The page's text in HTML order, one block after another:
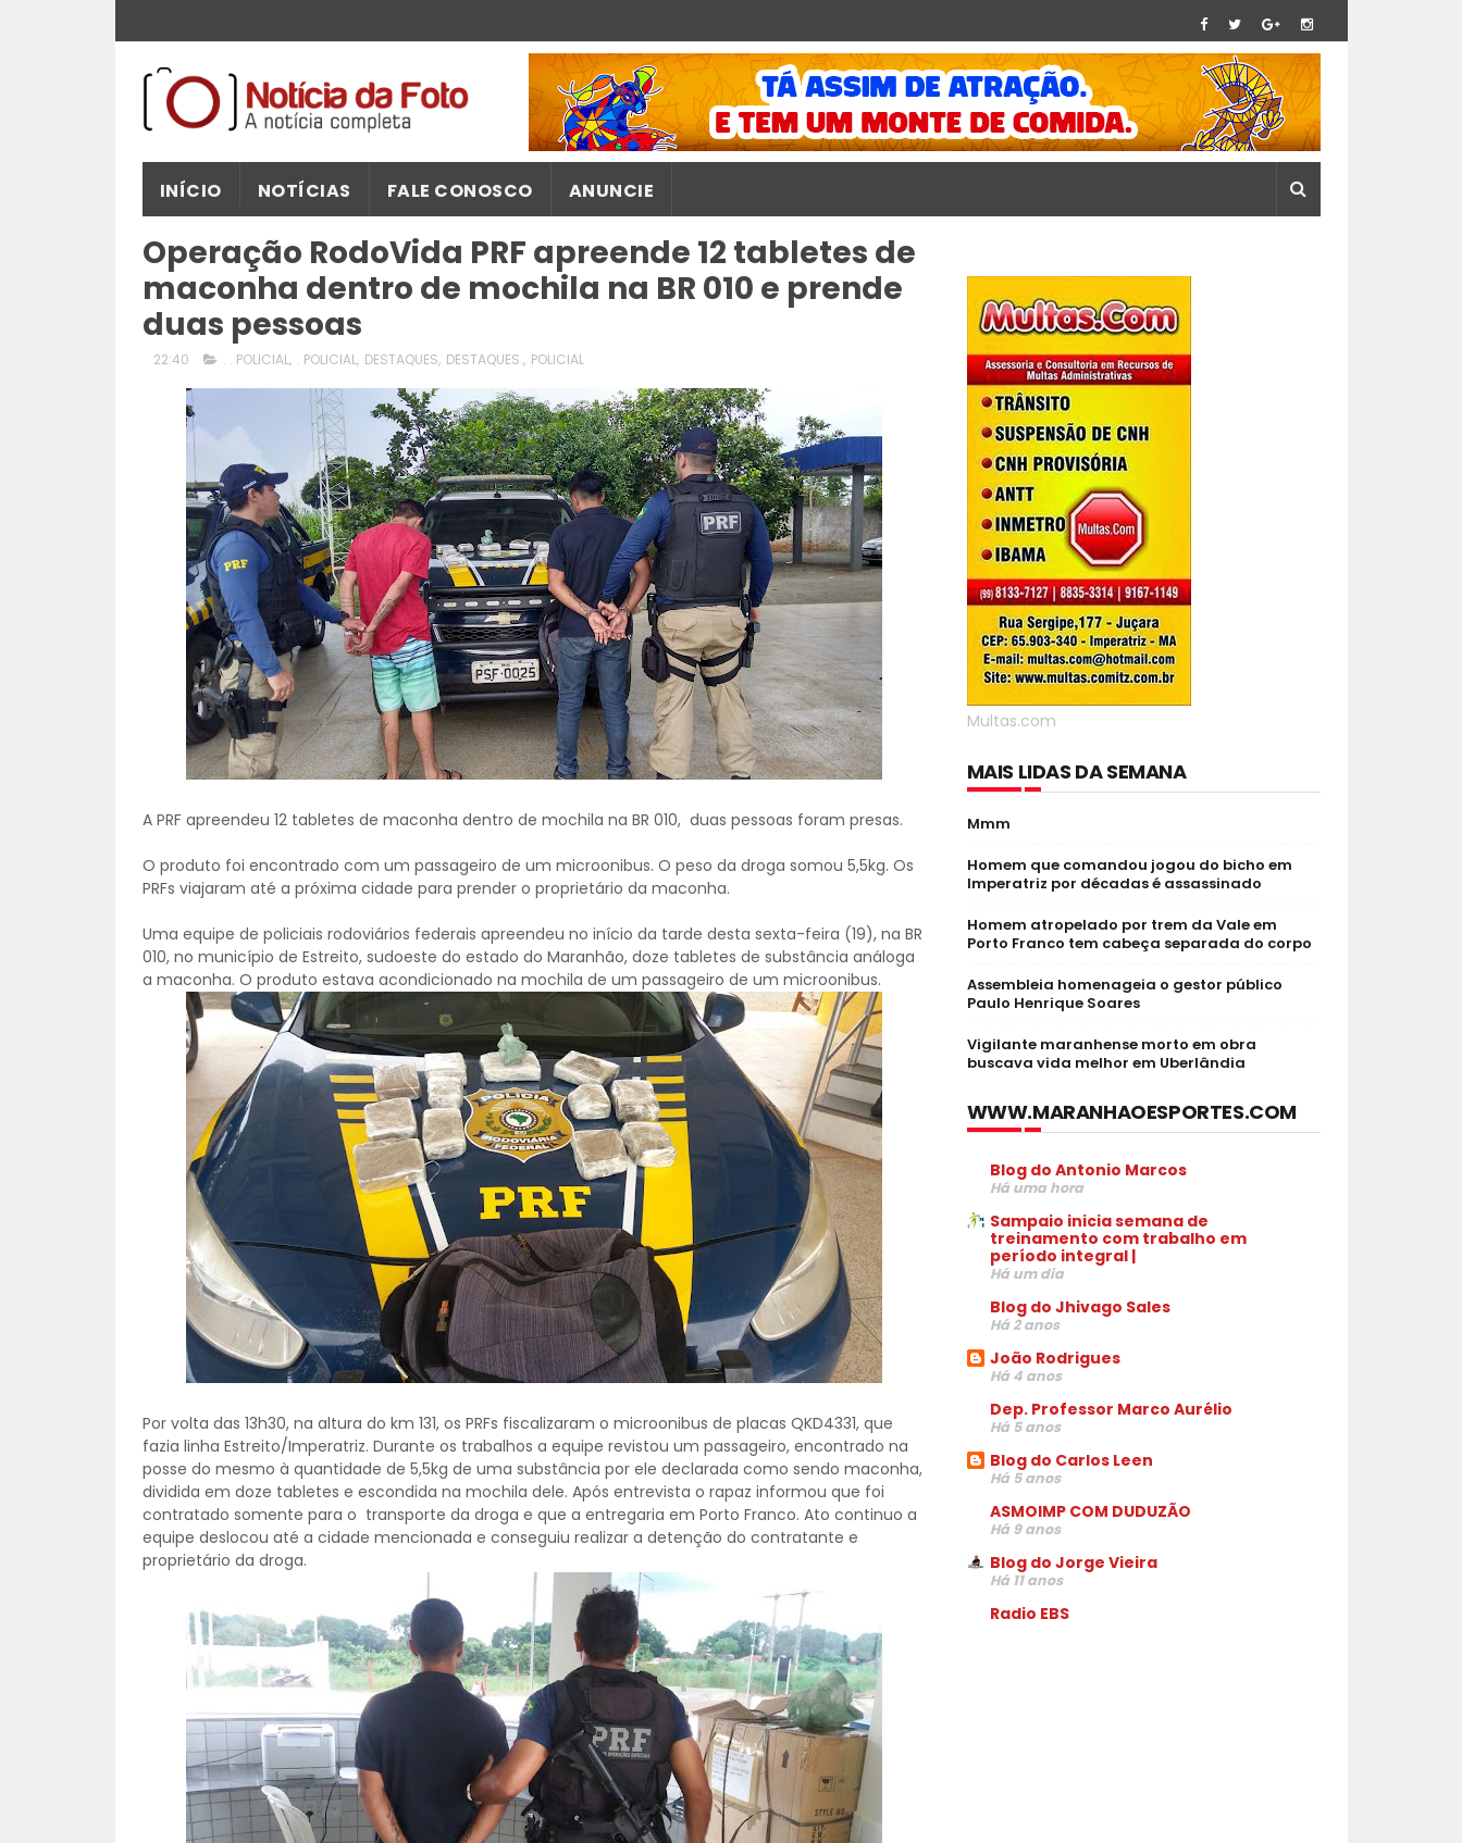
INÍCIO NOTÍCIAS FALE CONOSCO ANUNCIE
Operação RodoVida PRF apreende 12 tabletes de
maconha dentro de mochila na BR 010 e prende
duas pessoas
22:40 . . POLICIAL, . POLICIAL, DESTAQUES, DESTAQUES., POLICIAL
A PRF apreendeu 12 tabletes de maconha dentro de mochila na BR 010, duas pessoas foram presas.
O produto foi encontrado com um passageiro de um microonibus. O peso da droga somou 5,5kg. Os
PRFs viajaram até a próxima cidade para prender o proprietário da maconha.
Uma equipe de policiais rodoviários federais apreendeu no início da tarde desta sexta-feira (19), na BR
010, no município de Estreito, sudoeste do estado do Maranhão, doze tabletes de substância análoga
a maconha. O produto estava acondicionado na mochila de um passageiro de um microonibus.
Por volta das 13h30, na altura do km 131, os PRFs fiscalizaram o microonibus de placas QKD4331, que
fazia linha Estreito/Imperatriz. Durante os trabalhos a equipe revistou um passageiro, encontrado na
posse do mesmo à quantidade de 5,5kg de uma substância por ele declarada como sendo maconha,
dividida em doze tabletes e escondida na mochila dele. Após entrevista o rapaz informou que foi
contratado somente para o transporte da droga e que a entregaria em Porto Franco. Ato continuo a
equipe deslocou até a cidade mencionada e conseguiu realizar a detenção do contratante e
proprietário da droga.
Multas.com
MAIS LIDAS DA SEMANA
Mmm
Homem que comandou jogou do bicho em
Imperatriz por décadas é assassinado
Homem atropelado por trem da Vale em
Porto Franco tem cabeça separada do corpo
Assembleia homenageia o gestor público
Paulo Henrique Soares
Vigilante maranhense morto em obra
buscava vida melhor em Uberlândia
WWW.MARANHAOESPORTES.COM
Blog do Antonio Marcos
Há uma hora
Sampaio inicia semana de
treinamento com trabalho em
período integral |
Há um dia
Blog do Jhivago Sales
Há 2 anos
João Rodrigues
Há 4 anos
Dep. Professor Marco Aurélio
Há 5 anos
Blog do Carlos Leen
Há 5 anos
ASMOIMP COM DUDUZÃO
Há 9 anos
Blog do Jorge Vieira
Há 11 anos
Radio EBS